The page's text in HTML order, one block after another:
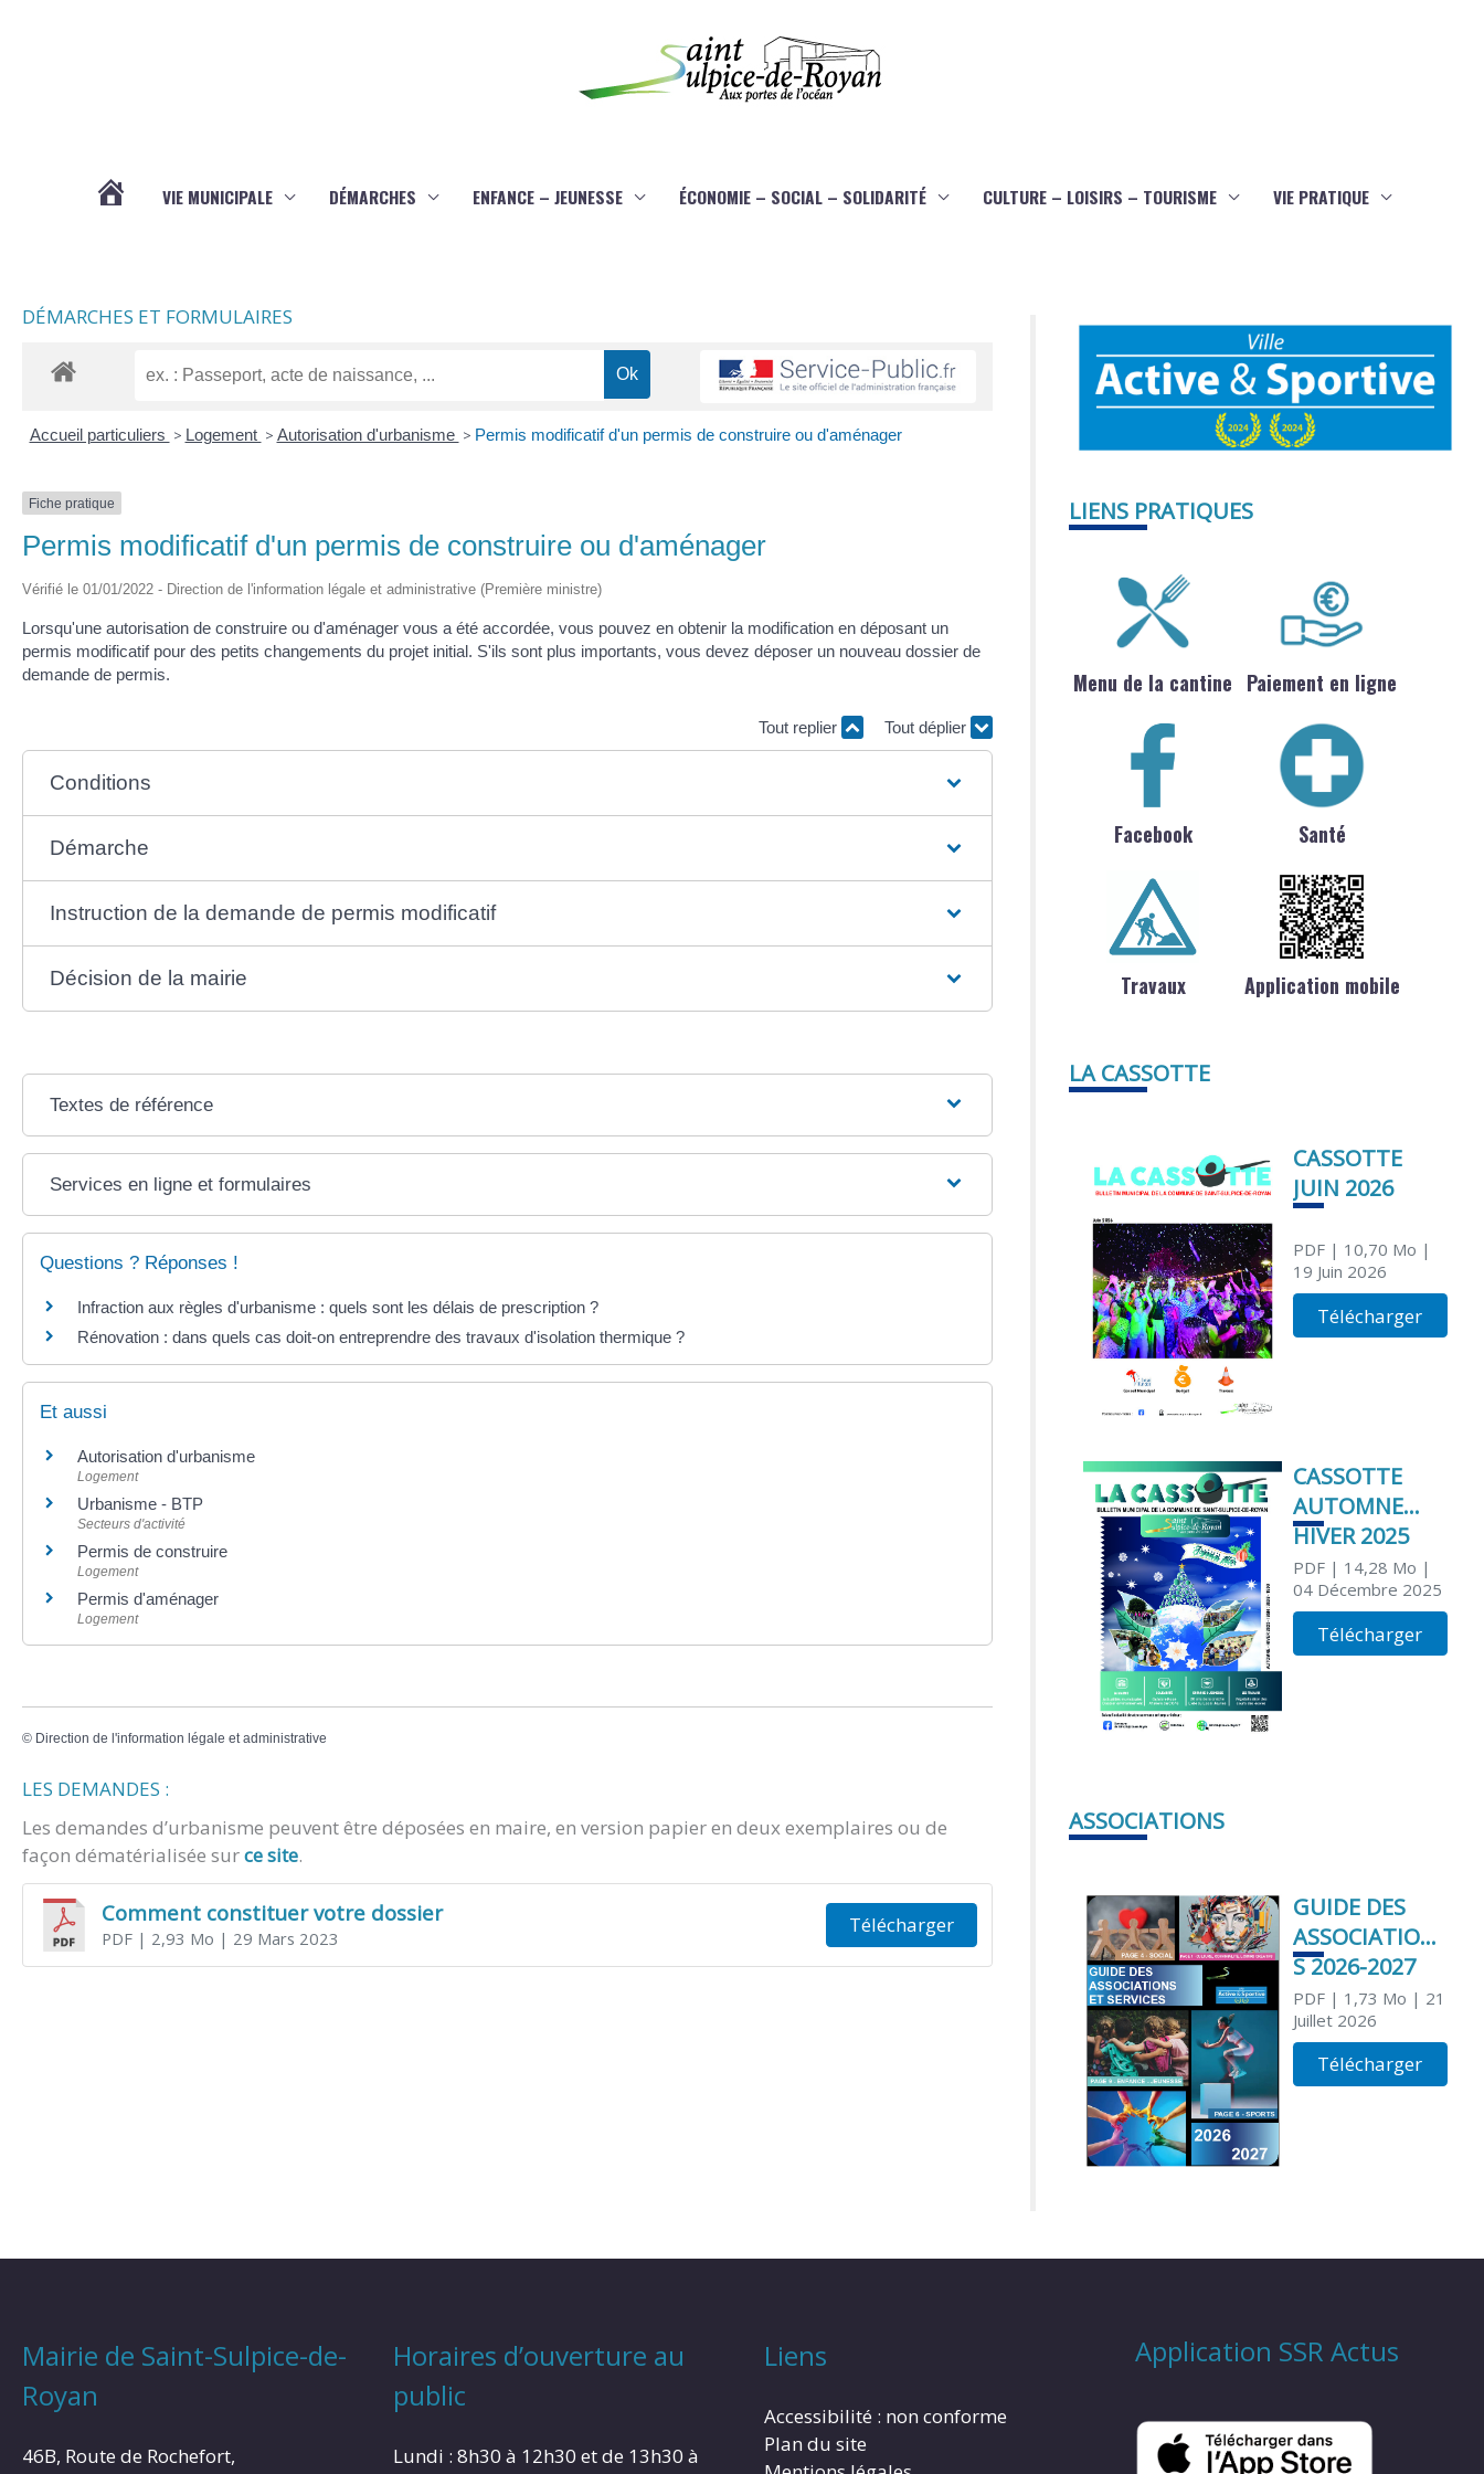
VIE MUNICIPALE DÉMARCHES ENFANCE – JEUNESSE ÉCONOMIE – SOCIAL – SOLIDARITÉ CULTURE – LOISIRS – TOURISME VIE PRATIQUE
DÉMARCHES ET FORMULAIRES
Accueil particuliers > Logement > Autorisation d'urbanisme > Permis modificatif d'un permis de construire ou d'aménager
Fiche pratique
Permis modificatif d'un permis de construire ou d'aménager
Vérifié le 01/01/2022 - Direction de l'information légale et administrative (Première ministre)
Lorsqu'une autorisation de construire ou d'aménager vous a été accordée, vous pouvez en obtenir la modification en déposant un
permis modificatif pour des petits changements du projet initial. S'ils sont plus importants, vous devez déposer un nouveau dossier de
demande de permis.
Tout replier Tout déplier
Conditions
Démarche
Instruction de la demande de permis modificatif
Décision de la mairie
Textes de référence
Services en ligne et formulaires
Questions ? Réponses !
Infraction aux règles d'urbanisme : quels sont les délais de prescription ?
Rénovation : dans quels cas doit-on entreprendre des travaux d'isolation thermique ?
Et aussi
Autorisation d'urbanisme
Logement
Urbanisme - BTP
Secteurs d'activité
Permis de construire
Logement
Permis d'aménager
Logement
© Direction de l'information légale et administrative
LES DEMANDES :
Les demandes d’urbanisme peuvent être déposées en maire, en version papier en deux exemplaires ou de
façon dématérialisée surce site.
Comment constituer votre dossier
PDF| 2,93 Mo | 29 Mars 2023
Télécharger
LIENS PRATIQUES
Menu de la cantine Paiement en ligne
Facebook Santé
Travaux Application mobile
LA CASSOTTE
CASSOTTE
JUIN 2026
PDF| 10,70 Mo |
19 Juin 2026
Télécharger
CASSOTTE
AUTOMNE
HIVER 2025
PDF| 14,28 Mo |
04 Décembre 2025
Télécharger
ASSOCIATIONS
GUIDE DES
ASSOCIATION
S 2026-2027
PDF| 1,73 Mo | 21
Juillet 2026
Télécharger
Mairie de Saint-Sulpice-de-
Royan
46B, Route de Rochefort,
Horaires d’ouverture au
public
Lundi : 8h30 à 12h30 et de 13h30 à
Liens
Accessibilité : non conforme
Plan du site
Application SSR Actus